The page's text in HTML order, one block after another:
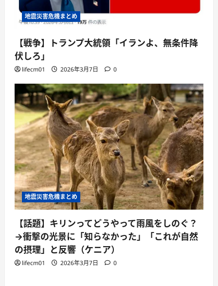
地震災害危機まとめ
【戦争】トランプ大統領「イランよ、無条件降
伏しろ」
lifecm01 2026年3月7日 0
地震災害危機まとめ
【話題】キリンってどうやって雨風をしのぐ？
→衝撃の光景に「知らなかった」「これが自然
の摂理」と反響（ケニア）
lifecm01 2026年3月7日 0